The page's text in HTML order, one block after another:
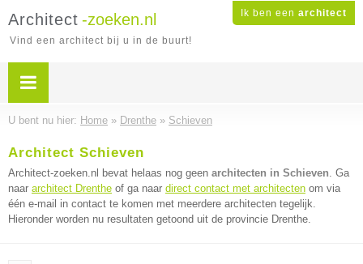
Ik ben een architect
Architect -zoeken.nl
Vind een architect bij u in de buurt!
U bent nu hier: Home » Drenthe » Schieven
Architect Schieven
Architect-zoeken.nl bevat helaas nog geen architecten in Schieven. Ga
naar architect Drenthe of ga naar direct contact met architecten om via
één e-mail in contact te komen met meerdere architecten tegelijk.
Hieronder worden nu resultaten getoond uit de provincie Drenthe.